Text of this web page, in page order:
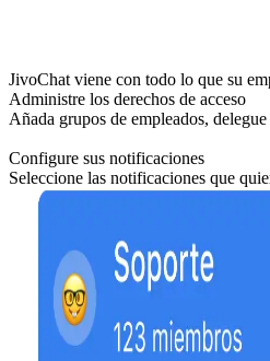
JivoChat viene con todo lo que su
Administre los derechos de acceso
Añada grupos de empleados,
Configure sus notificaciones
Seleccione las notificaciones que